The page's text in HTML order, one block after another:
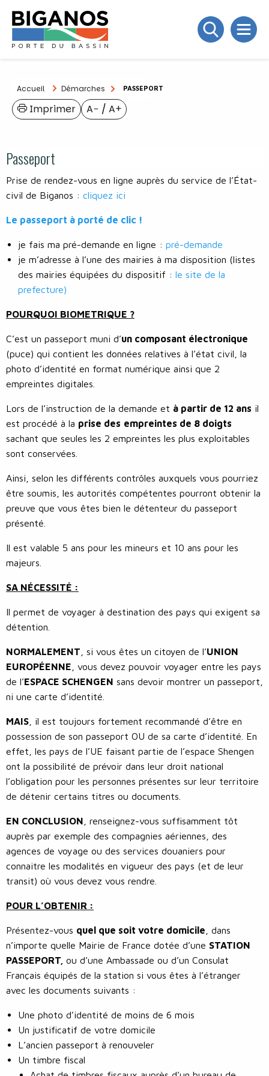
Accueil Démarches PASSEPORT
A− / A+
Imprimer
Passeport
Prise de rendez-vous en ligne auprès du service de l’État-
civil de Biganos : cliquez ici
Le passeport à porté de clic !
je fais ma pré-demande en ligne : pré-demande
je m’adresse à l’une des mairies à ma disposition (listes
des mairies équipées du dispositif : le site de la
prefecture)
POURQUOI BIOMETRIQUE ?
C’est un passeport muni d’un composant électronique
(puce) qui contient les données relatives à l’état civil, la
photo d’identité en format numérique ainsi que 2
empreintes digitales.
Lors de l’instruction de la demande et à partir de 12 ans il
est procédé à la prise des empreintes de 8 doigts
sachant que seules les 2 empreintes les plus exploitables
sont conservées.
Ainsi, selon les différents contrôles auxquels vous pourriez
être soumis, les autorités compétentes pourront obtenir la
preuve que vous êtes bien le détenteur du passeport
présenté.
Il est valable 5 ans pour les mineurs et 10 ans pour les
majeurs.
SA NÉCESSITÉ :
Il permet de voyager à destination des pays qui exigent sa
détention.
NORMALEMENT , si vous êtes un citoyen de l’UNION
EUROPÉENNE , vous devez pouvoir voyager entre les pays
de l’ESPACE SCHENGEN sans devoir montrer un passeport,
ni une carte d’identité.
MAIS , il est toujours fortement recommandé d’être en
possession de son passeport OU de sa carte d’identité. En
effet, les pays de l’UE faisant partie de l’espace Shengen
ont la possibilité de prévoir dans leur droit national
l’obligation pour les personnes présentes sur leur territoire
de détenir certains titres ou documents.
EN CONCLUSION , renseignez-vous suffisamment tôt
auprès par exemple des compagnies aériennes, des
agences de voyage ou des services douaniers pour
connaitre les modalités en vigueur des pays (et de leur
transit) où vous devez vous rendre.
POUR L’OBTENIR :
Présentez-vous quel que soit votre domicile , dans
n’importe quelle Mairie de France dotée d’une STATION
PASSEPORT, ou d’une Ambassade ou d’un Consulat
Français équipés de la station si vous êtes à l’étranger
avec les documents suivants :
Une photo d’identité de moins de 6 mois
Un justificatif de votre domicile
L’ancien passeport à renouveler
Un timbre fiscal